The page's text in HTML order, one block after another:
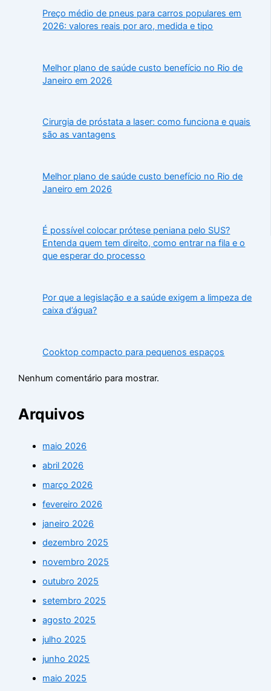
Preço médio de pneus para carros populares em
2026: valores reais por aro, medida e tipo
Melhor plano de saúde custo benefício no Rio de
Janeiro em 2026
Cirurgia de próstata a laser: como funciona e quais
são as vantagens
Melhor plano de saúde custo benefício no Rio de
Janeiro em 2026
É possível colocar prótese peniana pelo SUS?
Entenda quem tem direito, como entrar na fila e o
que esperar do processo
Por que a legislação e a saúde exigem a limpeza de
caixa d’água?
Cooktop compacto para pequenos espaços
Nenhum comentário para mostrar.
Arquivos
maio 2026
abril 2026
março 2026
fevereiro 2026
janeiro 2026
dezembro 2025
novembro 2025
outubro 2025
setembro 2025
agosto 2025
julho 2025
junho 2025
maio 2025